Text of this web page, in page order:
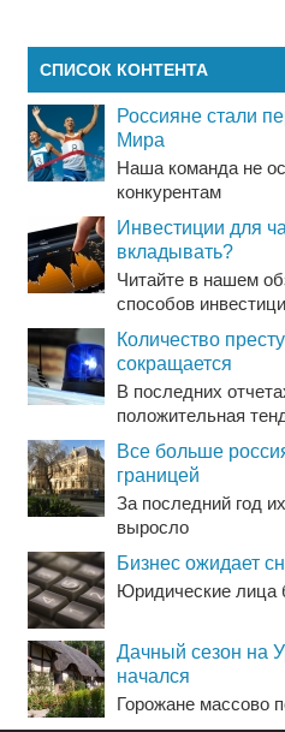
СПИСОК КОНТЕНТА
Россияне стали
Мира
Наша команда не
конкурентам
Инвестиции для
вкладывать?
Читайте в нашем
способов
Количество
сокращается
В последних
положительная
Все больше
границей
За последний год
выросло
Бизнес ожидает
Юридические лица
Дачный сезон на
начался
Горожане массово